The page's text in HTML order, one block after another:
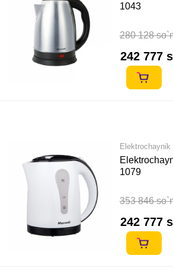
1043
280 128
242 777
Elektrochaynik
1079
353 846
242 777